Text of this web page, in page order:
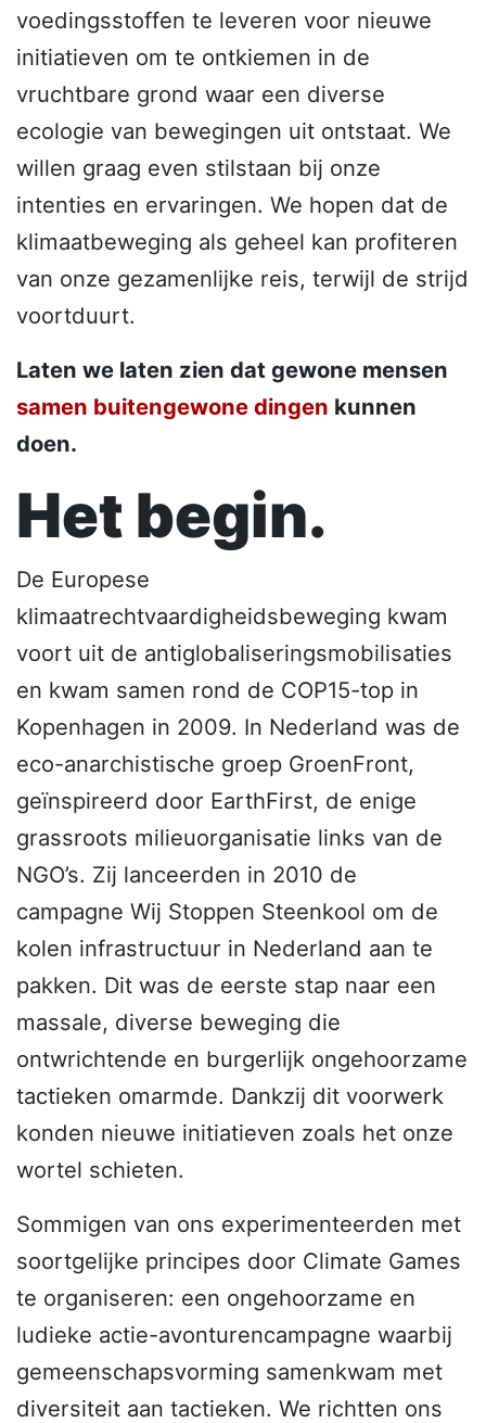
voedingsstoffen te leveren voor nieuwe
initiatieven om te ontkiemen in de
vruchtbare grond waar een diverse
ecologie van bewegingen uit ontstaat. We
willen graag even stilstaan bij onze
intenties en ervaringen. We hopen dat de
klimaatbeweging als geheel kan profiteren
van onze gezamenlijke reis, terwijl de strijd
voortduurt.
Laten we laten zien dat gewone mensen
samen buitengewone dingen kunnen
doen.
Het begin.
De Europese
klimaatrechtvaardigheidsbeweging kwam
voort uit de antiglobaliseringsmobilisaties
en kwam samen rond de COP15-top in
Kopenhagen in 2009. In Nederland was de
eco-anarchistische groep GroenFront,
geïnspireerd door EarthFirst, de enige
grassroots milieuorganisatie links van de
NGO’s. Zij lanceerden in 2010 de
campagne Wij Stoppen Steenkool om de
kolen infrastructuur in Nederland aan te
pakken. Dit was de eerste stap naar een
massale, diverse beweging die
ontwrichtende en burgerlijk ongehoorzame
tactieken omarmde. Dankzij dit voorwerk
konden nieuwe initiatieven zoals het onze
wortel schieten.
Sommigen van ons experimenteerden met
soortgelijke principes door Climate Games
te organiseren: een ongehoorzame en
ludieke actie-avonturencampagne waarbij
gemeenschapsvorming samenkwam met
diversiteit aan tactieken. We richtten ons